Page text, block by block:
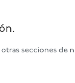
secciones de